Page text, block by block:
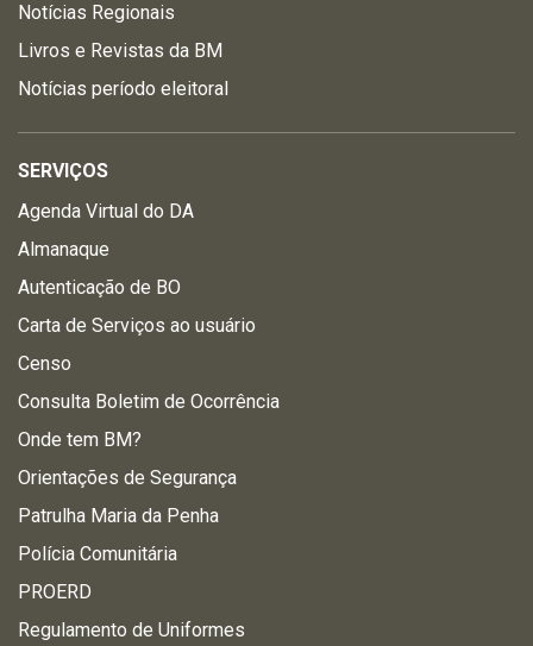
Notícias Regionais
Livros e Revistas da BM
Notícias período eleitoral
SERVIÇOS
Agenda Virtual do DA
Almanaque
Autenticação de BO
Carta de Serviços ao usuário
Censo
Consulta Boletim de Ocorrência
Onde tem BM?
Orientações de Segurança
Patrulha Maria da Penha
Polícia Comunitária
PROERD
Regulamento de Uniformes